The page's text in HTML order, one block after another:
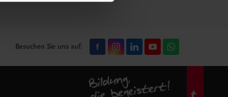
Besuchen Sie uns auf: